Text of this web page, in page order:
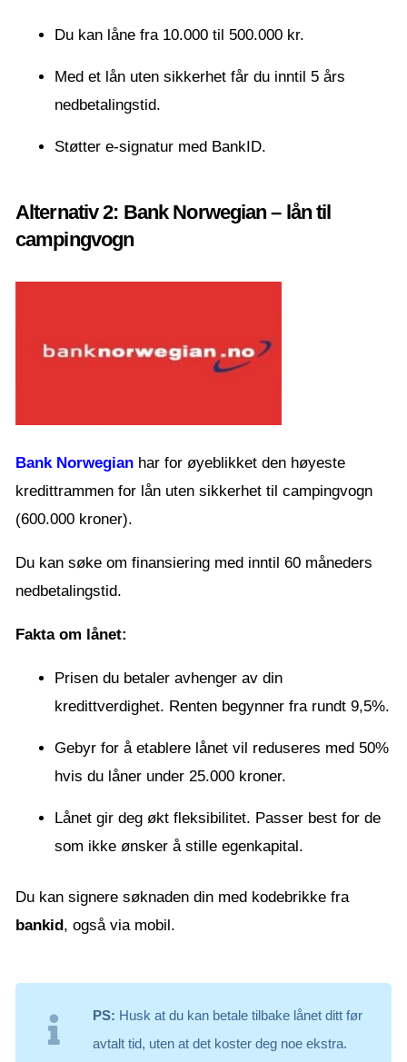
Du kan låne fra 10.000 til 500.000 kr.
Med et lån uten sikkerhet får du inntil 5 års
nedbetalingstid.
Støtter e-signatur med BankID.
Alternativ 2: Bank Norwegian – lån til
campingvogn
Bank Norwegian har for øyeblikket den høyeste
kredittrammen for lån uten sikkerhet til campingvogn
(600.000 kroner).
Du kan søke om finansiering med inntil 60 måneders
nedbetalingstid.
Fakta om lånet:
Prisen du betaler avhenger av din
kredittverdighet. Renten begynner fra rundt 9,5%.
Gebyr for å etablere lånet vil reduseres med 50%
hvis du låner under 25.000 kroner.
Lånet gir deg økt fleksibilitet. Passer best for de
som ikke ønsker å stille egenkapital.
Du kan signere søknaden din med kodebrikke fra
bankid, også via mobil.
PS: Husk at du kan betale tilbake lånet ditt før
avtalt tid, uten at det koster deg noe ekstra.